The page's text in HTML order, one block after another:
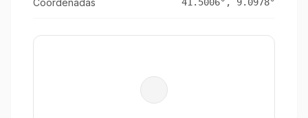
Coordenadas